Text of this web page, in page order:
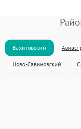
Вахитовский
Ново-Савиновский